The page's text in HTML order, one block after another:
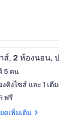
/โต๊ะรีดผ้า, Wi-Fi
ส์, 2 ห้องนอน,
5 คน
งคิงไซส์ และ 1 เตี
ฟรี
ดเพิ่มเติม